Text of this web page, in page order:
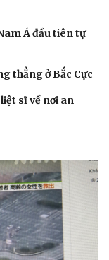
Á đầu tiên tự
thẳng ở Bắc Cực
sĩ về nơi an